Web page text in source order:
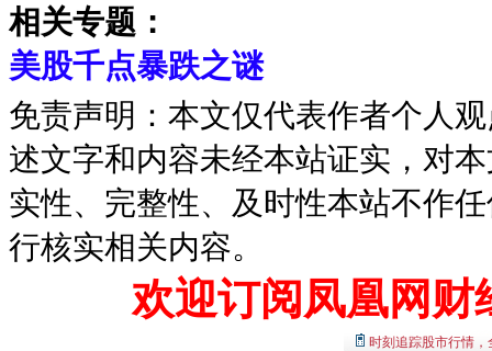
相关专题：
美股千点暴跌之谜
免责声明：本文仅代表作者个人
述文字和内容未经本站证实，对
实性、完整性、及时性本站不作
行核实相关内容。
欢迎订阅凤凰网财
时刻追踪股市行情